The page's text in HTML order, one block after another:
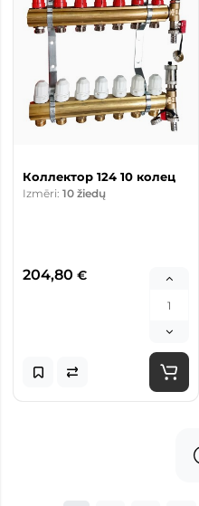
Коллектор 124 10 колец
Izmēri: 10 žiedų
204,80 €